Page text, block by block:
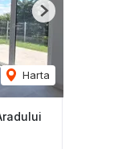
Harta
Next